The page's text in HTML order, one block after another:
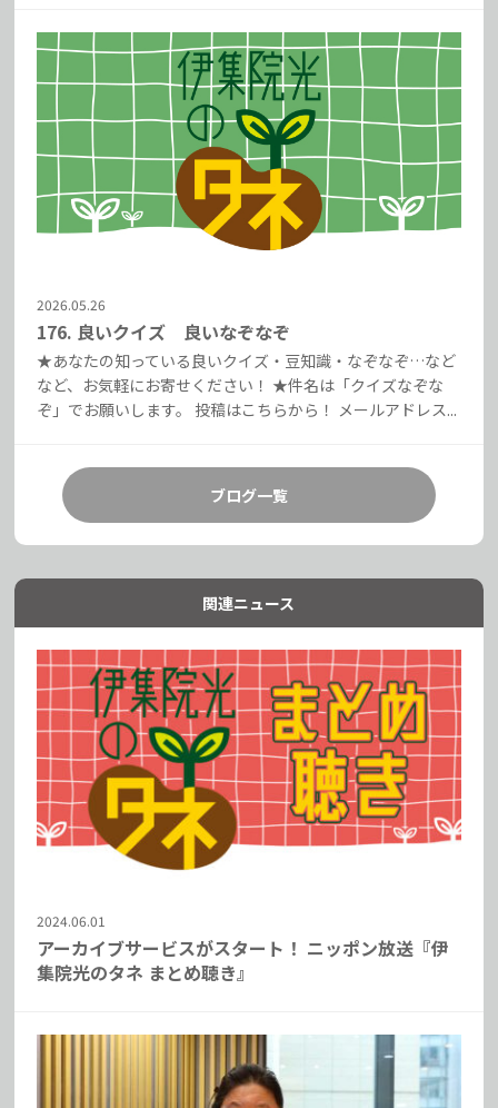
2026.05.26
176. 良いクイズ 良いなぞなぞ
★あなたの知っている良いクイズ・豆知識・なぞなぞ…など
など、お気軽にお寄せください！ ★件名は「クイズなぞな
ぞ」でお願いします。 投稿はこちらから！ メールアドレス...
ブログ一覧
関連ニュース
2024.06.01
アーカイブサービスがスタート！ ニッポン放送『伊
集院光のタネ まとめ聴き』